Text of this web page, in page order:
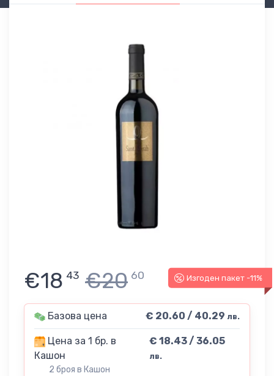
Изгоден пакет -11%
€18 43 €20 60
Базова цена € 20.60 / 40.29 лв.
Цена за 1 бр. в
Кашон
2 броя в Кашон
€ 18.43 / 36.05
лв.